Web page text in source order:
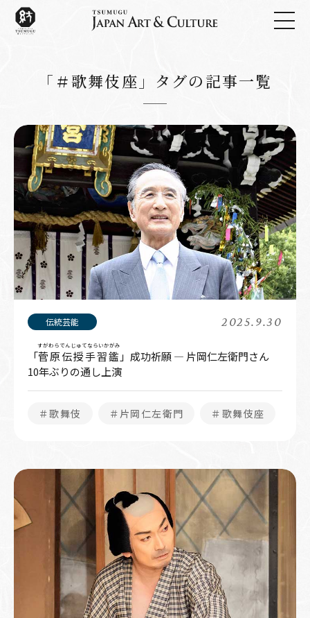
「＃歌舞伎座」タグの記事一覧
2025.9.30
「菅原伝授手習鑑
すがわらでんじゅてならいかがみ
」成功祈願 ― 片岡仁左衛門さん
10年ぶりの通し上演
＃歌舞伎 ＃片岡仁左衛門 ＃歌舞伎座